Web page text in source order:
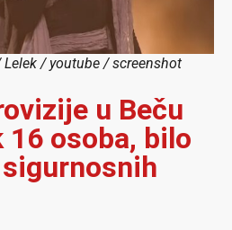
/ youtube / screenshot
u Beču
16 osoba, bilo